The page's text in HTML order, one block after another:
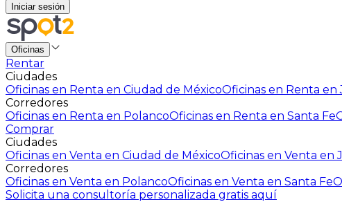
Iniciar sesión
Oficinas
Rentar
Ciudades
Oficinas en Renta en Ciudad de MéxicoOficinas en Renta en
Corredores
Oficinas en Renta en PolancoOficinas en Renta en Santa Fe
Comprar
Ciudades
Oficinas en Venta en Ciudad de MéxicoOficinas en Venta en
Corredores
Oficinas en Venta en PolancoOficinas en Venta en Santa Fe
Solicita una consultoría personalizada gratis aquí